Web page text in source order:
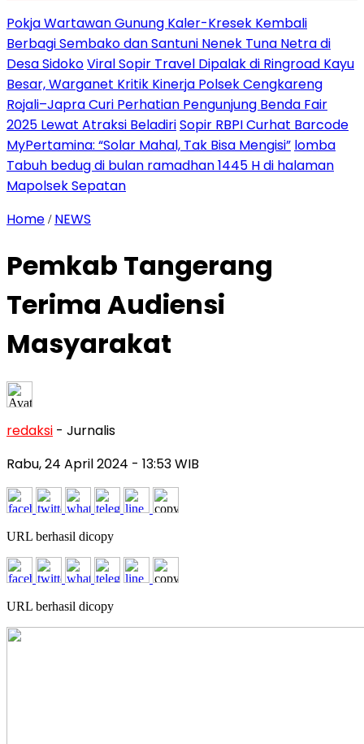
Pokja Wartawan Gunung Kaler-Kresek Kembali
Berbagi Sembako dan Santuni Nenek Tuna Netra di
Desa SidokoViral Sopir Travel Dipalak di Ringroad Kayu
Besar, Warganet Kritik Kinerja Polsek Cengkareng
Rojali–Japra Curi Perhatian Pengunjung Benda Fair
2025 Lewat Atraksi BeladiriSopir RBPI Curhat Barcode
MyPertamina: “Solar Mahal, Tak Bisa Mengisi” lomba
Tabuh bedug di bulan ramadhan 1445 H di halaman
Mapolsek Sepatan
Home / NEWS
Pemkab Tangerang
Terima Audiensi
Masyarakat
redaksi - Jurnalis
Rabu, 24 April 2024 - 13:53 WIB
URL berhasil dicopy
URL berhasil dicopy